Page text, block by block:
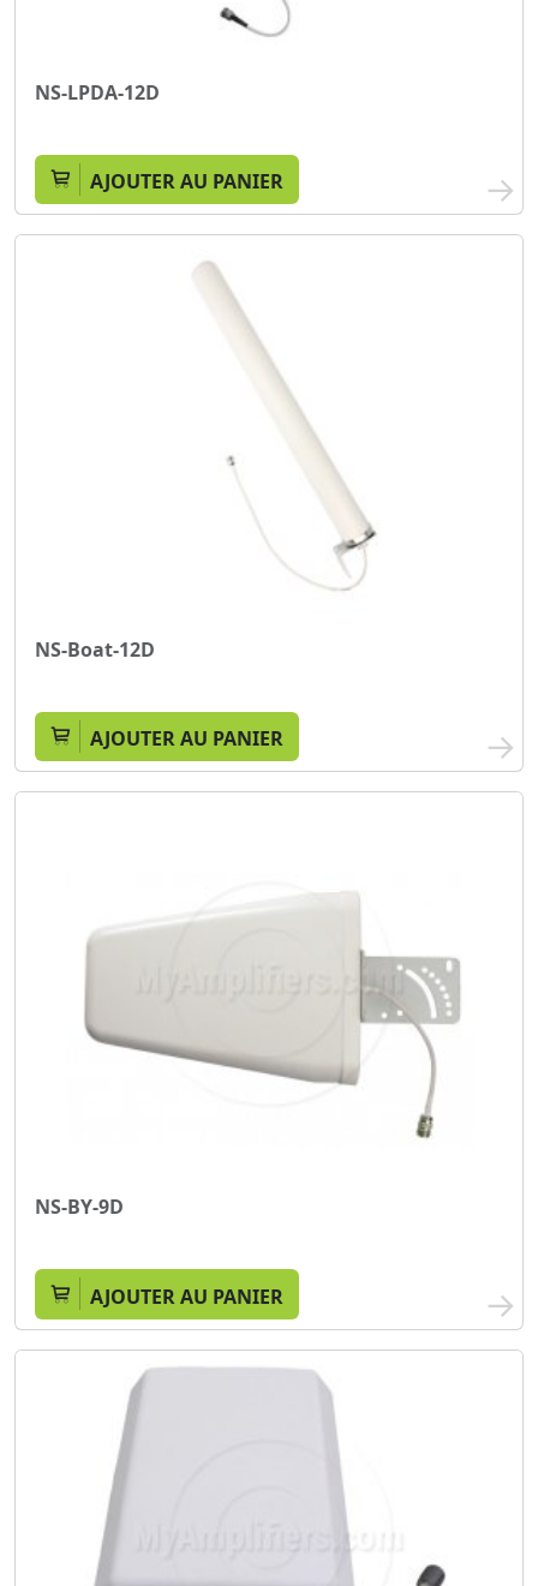
NS-LPDA-12D
AJOUTER AU PANIER
NS-Boat-12D
AJOUTER AU PANIER
NS-BY-9D
AJOUTER AU PANIER